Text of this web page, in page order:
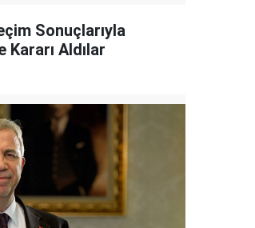
Sonuçlarıyla
Kararı Aldılar